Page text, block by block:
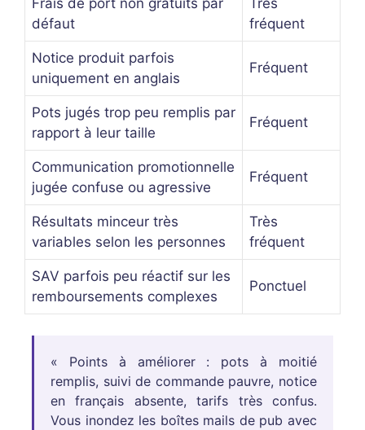
Frais de port non gratuits par
défaut
Très
fréquent
Notice produit parfois
uniquement en anglais
Fréquent
Pots jugés trop peu remplis par
rapport à leur taille
Fréquent
Communication promotionnelle
jugée confuse ou agressive
Fréquent
Résultats minceur très
variables selon les personnes
Très
fréquent
SAV parfois peu réactif sur les
remboursements complexes
Ponctuel
« Points à améliorer : pots à moitié
remplis, suivi de commande pauvre, notice
en français absente, tarifs très confus.
Vous inondez les boîtes mails de pub avec